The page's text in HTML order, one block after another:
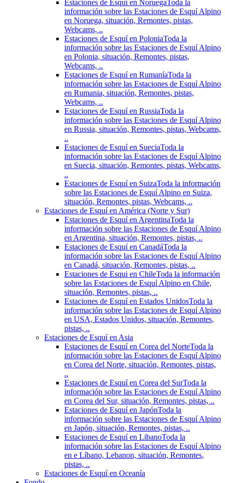
Estaciones de Esquí en NoruegaToda la
información sobre las Estaciones de Esquí Alpino
en Noruega, situación, Remontes, pistas,
Webcams, ..
Estaciones de Esquí en PoloniaToda la
información sobre las Estaciones de Esquí Alpino
en Polonia, situación, Remontes, pistas,
Webcams, ..
Estaciones de Esquí en RumaníaToda la
información sobre las Estaciones de Esquí Alpino
en Rumania, situación, Remontes, pistas,
Webcams, ..
Estaciones de Esquí en RussiaToda la
información sobre las Estaciones de Esquí Alpino
en Russia, situación, Remontes, pistas, Webcams,
..
Estaciones de Esquí en SueciaToda la
información sobre las Estaciones de Esquí Alpino
en Suecia, situación, Remontes, pistas, Webcams,
..
Estaciones de Esquí en SuizaToda la información
sobre las Estaciones de Esquí Alpino en Suiza,
situación, Remontes, pistas, Webcams, ..
Estaciones de Esquí en América (Norte y Sur)
Estaciones de Esquí en ArgentinaToda la
información sobre las Estaciones de Esquí Alpino
en Argentina, situación, Remontes, pistas, ..
Estaciones de Esquí en CanadáToda la
información sobre las Estaciones de Esquí Alpino
en Canadá, situación, Remontes, pistas, ..
Estaciones de Esqui en ChileToda la información
sobre las Estaciones de Esquí Alpino en Chile,
situación, Remontes, pistas, ..
Estaciones de Esquí en Estados UnidosToda la
información sobre las Estaciones de Esquí Alpino
en USA, Estados Unidos, situación, Remontes,
pistas, ..
Estaciones de Esquí en Asia
Estaciones de Esquí en Corea del NorteToda la
información sobre las Estaciones de Esquí Alpino
en Corea del Norte, situación, Remontes, pistas,
..
Estaciones de Esquí en Corea del SurToda la
información sobre las Estaciones de Esquí Alpino
en Corea del Sur, situación, Remontes, pistas, ..
Estaciones de Esquí en JapónToda la
información sobre las Estaciones de Esquí Alpino
en Japón, situación, Remontes, pistas, ..
Estaciones de Esquí en LibanoToda la
información sobre las Estaciones de Esquí Alpino
en e Líbano, Lebanon, situación, Remontes,
pistas, ..
Estaciones de Esquí en Oceanía